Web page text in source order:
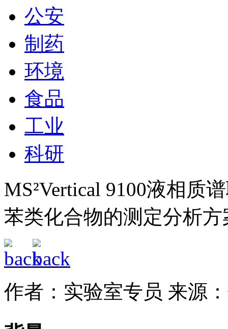
公安
制药
环境
食品
工业
科研
MS²Vertical 9100液相质
苯类化合物的测定分析方
作者：实验室专员 来源